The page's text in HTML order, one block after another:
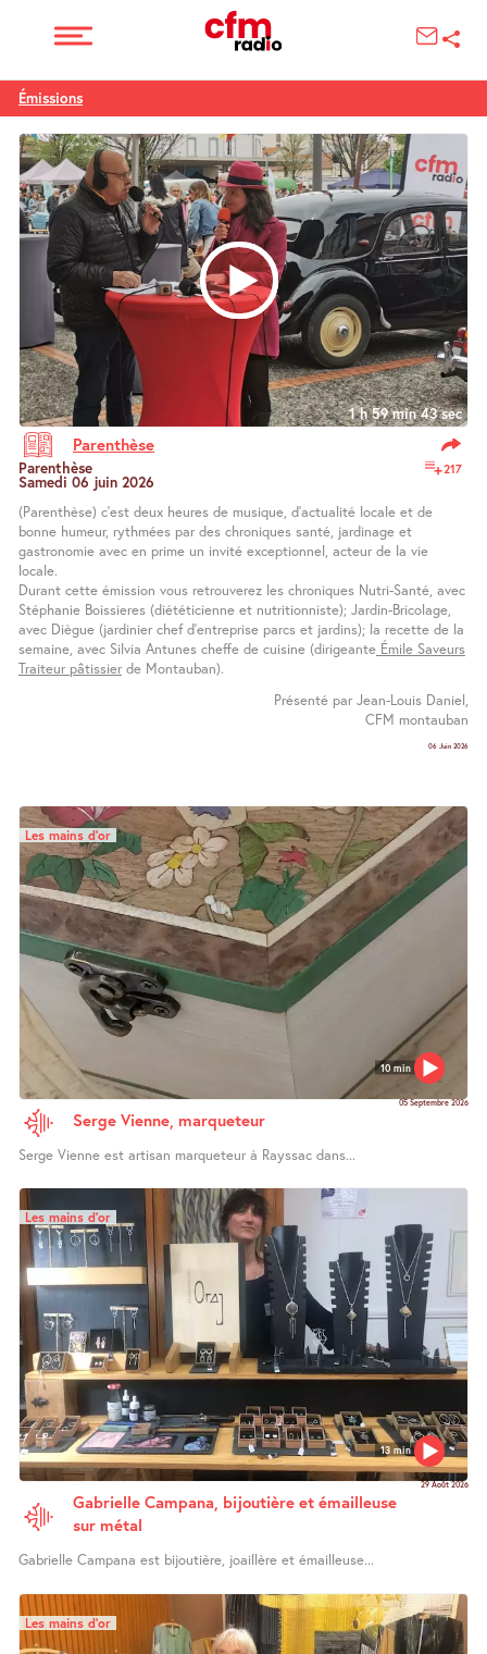
Émissions
1 h 59 min 43 sec
Parenthèse
217
Parenthèse
Samedi 06 juin 2026
(Parenthèse) c’est deux heures de musique, d’actualité locale et de
bonne humeur, rythmées par des chroniques santé, jardinage et
gastronomie avec en prime un invité exceptionnel, acteur de la vie
locale.
Durant cette émission vous retrouverez les chroniques Nutri-Santé, avec
Stéphanie Boissieres (diététicienne et nutritionniste); Jardin-Bricolage,
avec Diègue (jardinier chef d’entreprise parcs et jardins); la recette de la
semaine, avec Silvia Antunes cheffe de cuisine (dirigeante Émile Saveurs
Traiteur pâtissier de Montauban).
Présenté par Jean-Louis Daniel,
CFM montauban
06 Juin 2026
10 min
Les mains d’or
05 Septembre 2026
Serge Vienne, marqueteur
Serge Vienne est artisan marqueteur à Rayssac dans...
13 min
Les mains d’or
29 Août 2026
Gabrielle Campana, bijoutière et émailleuse
sur métal
Gabrielle Campana est bijoutière, joaillère et émailleuse...
Les mains d’or